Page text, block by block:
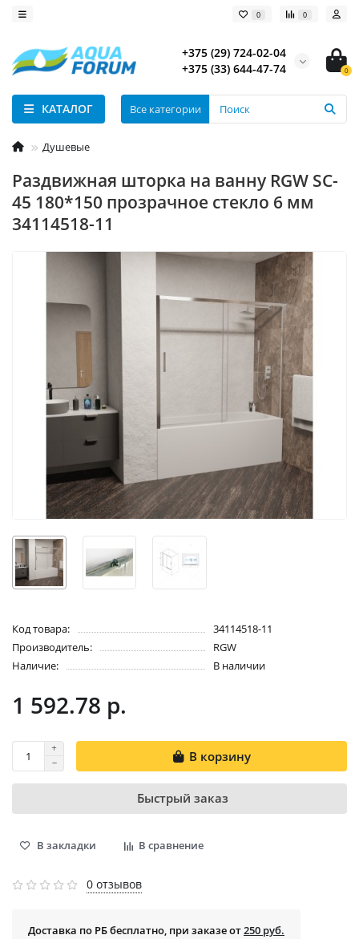
0 0
+375 (29) 724-02-04
+375 (33) 644-47-74
0
КАТАЛОГ Все категории
Душевые
Раздвижная шторка на ванну RGW SC-
45 180*150 прозрачное стекло 6 мм
34114518-11
Код товара:
34114518-11
Производитель:
RGW
Наличие:
В наличии
1 592.78 р.
В корзину
Быстрый заказ
В закладки В сравнение
0 отзывов
Доставка по РБ бесплатно, при заказе от250 руб.